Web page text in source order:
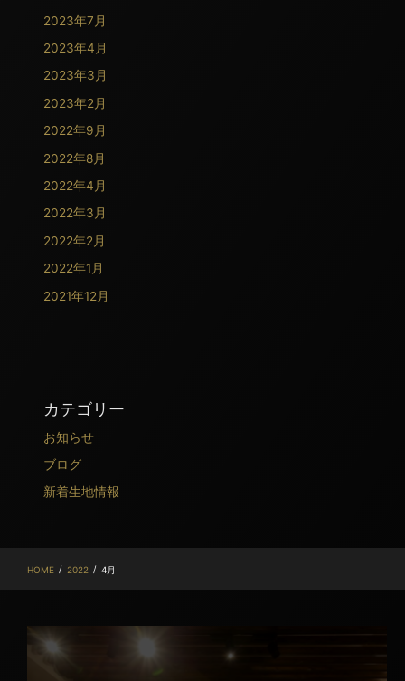
2023年7月
2023年4月
2023年3月
2023年2月
2022年9月
2022年8月
2022年4月
2022年3月
2022年2月
2022年1月
2021年12月
カテゴリー
お知らせ
ブログ
新着生地情報
HOME / 2022 / 4月